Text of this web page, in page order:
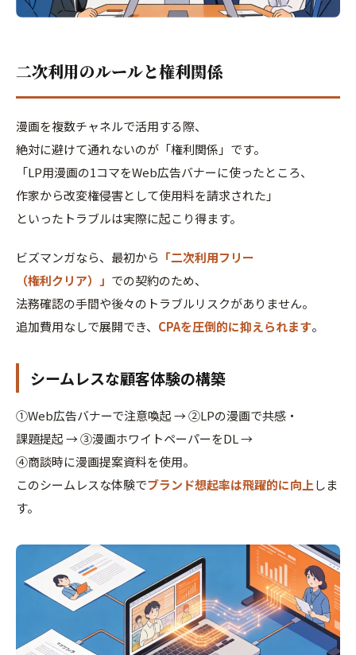
二次利用のルールと権利関係
漫画を複数チャネルで活用する際、
絶対に避けて通れないのが「権利関係」です。
「LP用漫画の1コマをWeb広告バナーに使ったところ、
作家から改変権侵害として使用料を請求された」
といったトラブルは実際に起こり得ます。
ビズマンガなら、最初から 「二次利用フリー
（権利クリア）」 での契約のため、
法務確認の手間や後々のトラブルリスクがありません。
追加費用なしで展開でき、 CPAを圧倒的に抑えられます。
シームレスな顧客体験の構築
①Web広告バナーで注意喚起 → ②LPの漫画で共感・
課題提起 → ③漫画ホワイトペーパーをDL →
④商談時に漫画提案資料を使用。
このシームレスな体験でブランド想起率は飛躍的に向上しま
す。